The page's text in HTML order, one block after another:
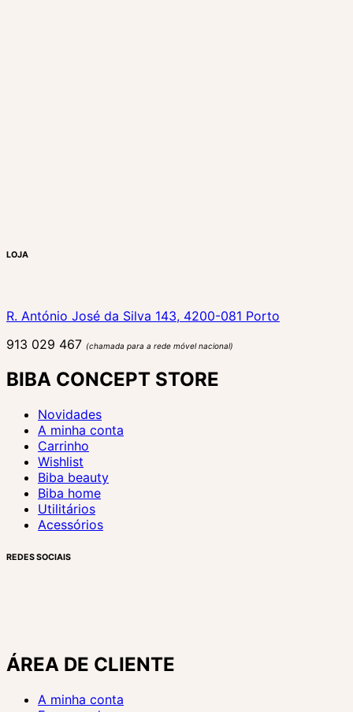
LOJA
R. António José da Silva 143, 4200-081 Porto
913 029 467 (chamada para a rede móvel nacional)
BIBA CONCEPT STORE
Novidades
A minha conta
Carrinho
Wishlist
Biba beauty
Biba home
Utilitários
Acessórios
REDES SOCIAIS
ÁREA DE CLIENTE
A minha conta